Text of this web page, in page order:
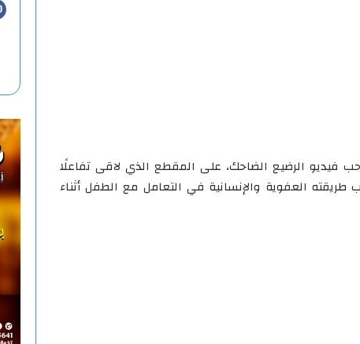
فيديو الرضيع الضاحك، على المقطع الذي لاقى تفاعلًا
العفوية والإنسانية في التعامل مع الطفل أثناء